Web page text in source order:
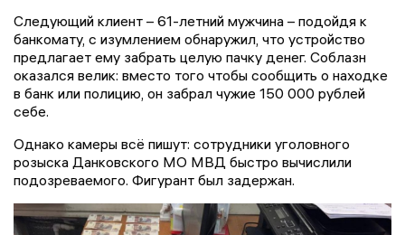
Следующий клиент – 61-летний мужчина – подойдя к
банкомату, с изумлением обнаружил, что устройство
предлагает ему забрать целую пачку денег. Соблазн
оказался велик: вместо того чтобы сообщить о находке
в банк или полицию, он забрал чужие 150 000 рублей
себе.
Однако камеры всё пишут: сотрудники уголовного
розыска Данковского МО МВД быстро вычислили
подозреваемого. Фигурант был задержан.